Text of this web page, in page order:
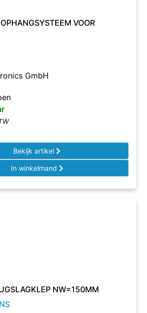
VOOR
GmbH
Bekijk artikel
In winkelmand
NW=150MM